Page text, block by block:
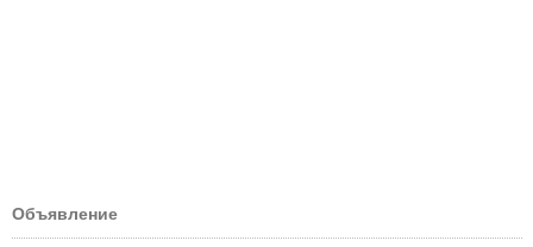
Объявление